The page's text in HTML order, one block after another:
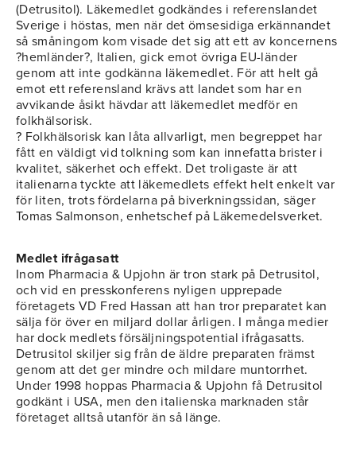
(Detrusitol). Läkemedlet godkändes i referenslandet
Sverige i höstas, men när det ömsesidiga erkännandet
så småningom kom visade det sig att ett av koncernens
?hemländer?, Italien, gick emot övriga EU-länder
genom att inte godkänna läkemedlet. För att helt gå
emot ett referensland krävs att landet som har en
avvikande åsikt hävdar att läkemedlet medför en
folkhälsorisk.
? Folkhälsorisk kan låta allvarligt, men begreppet har
fått en väldigt vid tolkning som kan innefatta brister i
kvalitet, säkerhet och effekt. Det troligaste är att
italienarna tyckte att läkemedlets effekt helt enkelt var
för liten, trots fördelarna på biverkningssidan, säger
Tomas Salmonson, enhetschef på Läkemedelsverket.
Medlet ifrågasatt
Inom Pharmacia & Upjohn är tron stark på Detrusitol,
och vid en presskonferens nyligen upprepade
företagets VD Fred Hassan att han tror preparatet kan
sälja för över en miljard dollar årligen. I många medier
har dock medlets försäljningspotential ifrågasatts.
Detrusitol skiljer sig från de äldre preparaten främst
genom att det ger mindre och mildare muntorrhet.
Under 1998 hoppas Pharmacia & Upjohn få Detrusitol
godkänt i USA, men den italienska marknaden står
företaget alltså utanför än så länge.